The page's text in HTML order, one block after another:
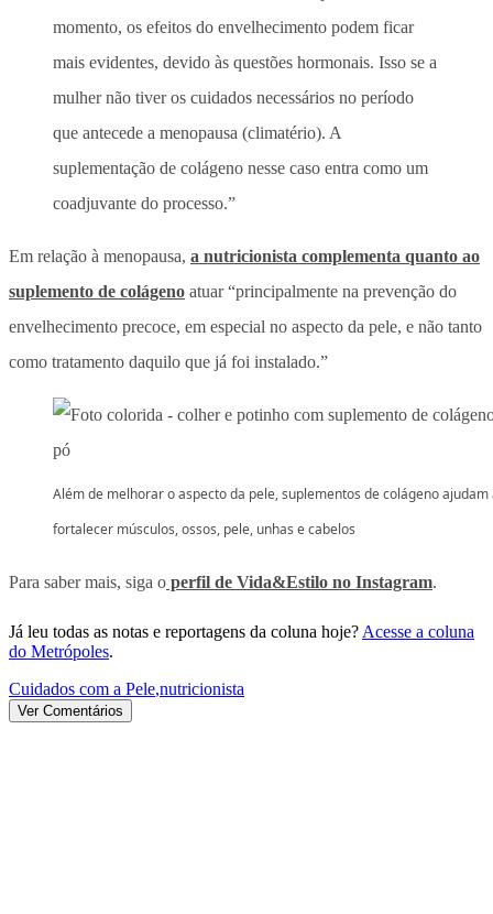
momento, os efeitos do envelhecimento podem ficar
mais evidentes, devido às questões hormonais. Isso se a
mulher não tiver os cuidados necessários no período
que antecede a menopausa (climatério). A
suplementação de colágeno nesse caso entra como um
coadjuvante do processo.”
Em relação à menopausa, a nutricionista complementa quanto ao
suplemento de colágeno atuar “principalmente na prevenção do
envelhecimento precoce, em especial no aspecto da pele, e não tanto
como tratamento daquilo que já foi instalado.”
Além de melhorar o aspecto da pele, suplementos de colágeno ajudam
fortalecer músculos, ossos, pele, unhas e cabelos
Para saber mais, siga o perfil de Vida&Estilo no Instagram.
Já leu todas as notas e reportagens da coluna hoje? Acesse a coluna
do Metrópoles.
Cuidados com a Pele,nutricionista
Ver Comentários